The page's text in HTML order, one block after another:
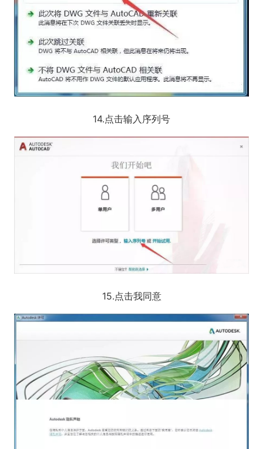
14.点击输入序列号
15.点击我同意